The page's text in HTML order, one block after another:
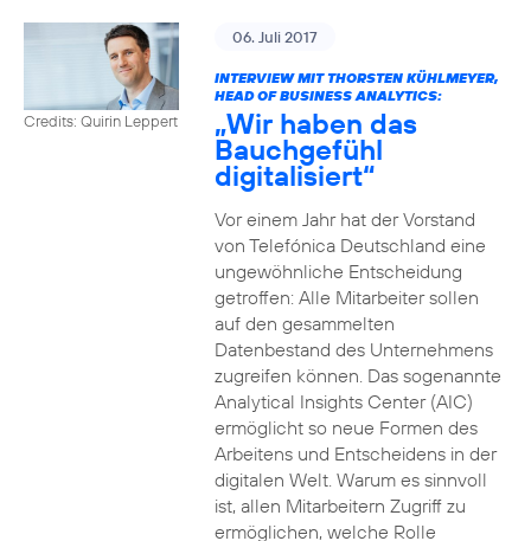
Credits: Quirin Leppert
06. Juli 2017
INTERVIEW MIT THORSTEN KÜHLMEYER,
HEAD OF BUSINESS ANALYTICS:
„Wir haben das
Bauchgefühl
digitalisiert“
Vor einem Jahr hat der Vorstand
von Telefónica Deutschland eine
ungewöhnliche Entscheidung
getroffen: Alle Mitarbeiter sollen
auf den gesammelten
Datenbestand des Unternehmens
zugreifen können. Das sogenannte
Analytical Insights Center (AIC)
ermöglicht so neue Formen des
Arbeitens und Entscheidens in der
digitalen Welt. Warum es sinnvoll
ist, allen Mitarbeitern Zugriff zu
ermöglichen, welche Rolle